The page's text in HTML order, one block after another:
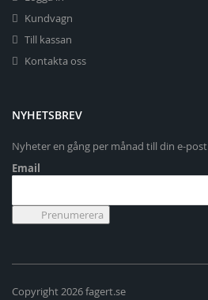
Kundvagn
Till kassan
Kontakta oss
NYHETSBREV
Nyheter en gång per månad till din e-post
Email
Copyright 2026 fagert.se